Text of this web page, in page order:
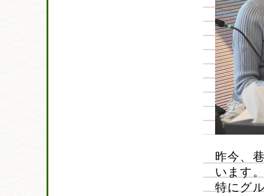
昨今、
います
特にグ